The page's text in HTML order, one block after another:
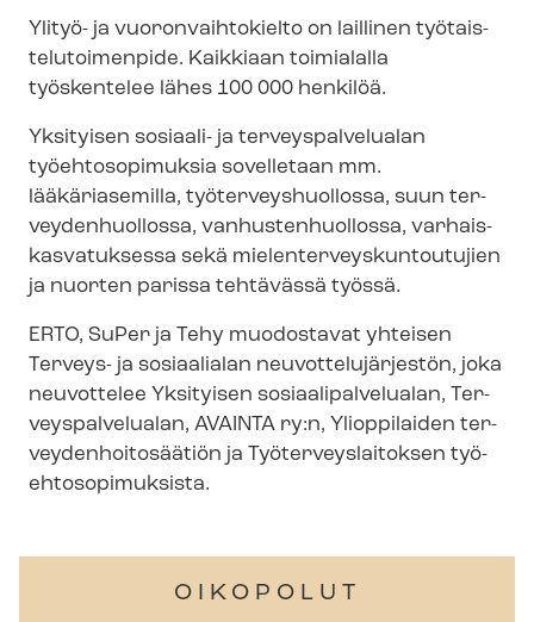
Ylityö- ja vuo­ron­vaih­to­kiel­to on laillinen työ­tais­
te­lu­toi­men­pi­de. Kaikkiaan toimialalla
työskentelee lähes 100 000 henkilöä.
Yksityisen sosiaali- ja ter­veys­pal­ve­lua­lan
työehtosopimuksia sovelletaan mm.
lääkäriasemilla, työ­ter­veys­huol­los­sa, suun ter­
vey­den­huol­los­sa, van­hus­ten­huol­los­sa, var­hais­
kas­va­tuk­ses­sa sekä mie­len­ter­veys­kun­tou­tu­jien
ja nuorten parissa tehtävässä työssä.
ERTO, SuPer ja Tehy muodostavat yhteisen
Terveys- ja sosiaalialan neu­vot­te­lu­jär­jes­tön, joka
neuvottelee Yksityisen so­si­aa­li­pal­ve­lua­lan, Ter­
veys­pal­ve­lua­lan, AVAINTA ry:n, Ylioppilaiden ter­
vey­den­hoi­to­sää­tiön ja Työ­ter­veys­lai­tok­sen työ­
eh­to­so­pi­muk­sis­ta.
OIKOPOLUT